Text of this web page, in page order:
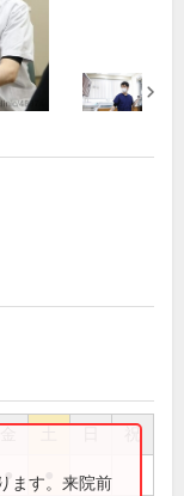
祝
●ます。来院前